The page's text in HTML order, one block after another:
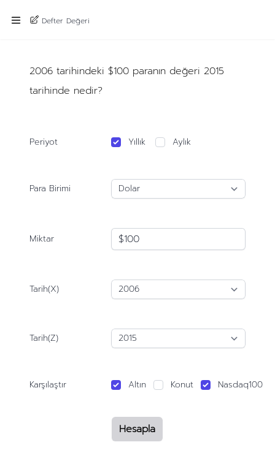
Defter Değeri
2006 tarihindeki $100 paranın değeri 2015
tarihinde nedir?
Periyot Yıllık Aylık
Para Birimi
Miktar
Tarih(X)
Tarih(Z)
Karşılaştır Altın Konut Nasdaq100
Hesapla